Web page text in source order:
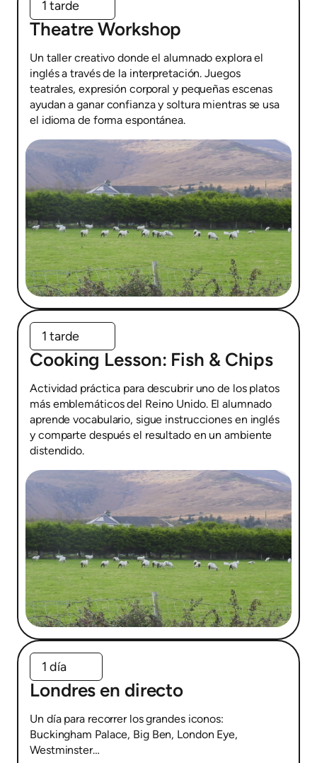
1 tarde
Theatre Workshop
Un taller creativo donde el alumnado explora el
inglés a través de la interpretación. Juegos
teatrales, expresión corporal y pequeñas escenas
ayudan a ganar confianza y soltura mientras se usa
el idioma de forma espontánea.
1 tarde
Cooking Lesson: Fish & Chips
Actividad práctica para descubrir uno de los platos
más emblemáticos del Reino Unido. El alumnado
aprende vocabulario, sigue instrucciones en inglés
y comparte después el resultado en un ambiente
distendido.
1 día
Londres en directo
Un día para recorrer los grandes iconos:
Buckingham Palace, Big Ben, London Eye,
Westminster…